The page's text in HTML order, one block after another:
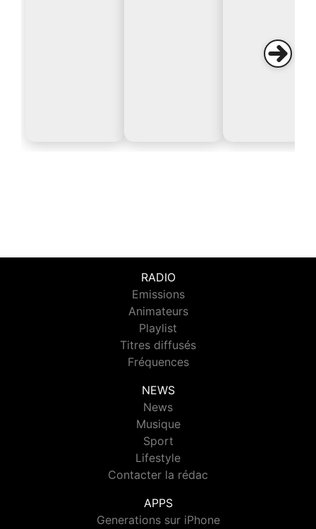
RADIO
Emissions
Animateurs
Playlist
Titres diffusés
Fréquences
NEWS
News
Musique
Sport
Lifestyle
Contacter la rédac
APPS
Generations sur iPhone